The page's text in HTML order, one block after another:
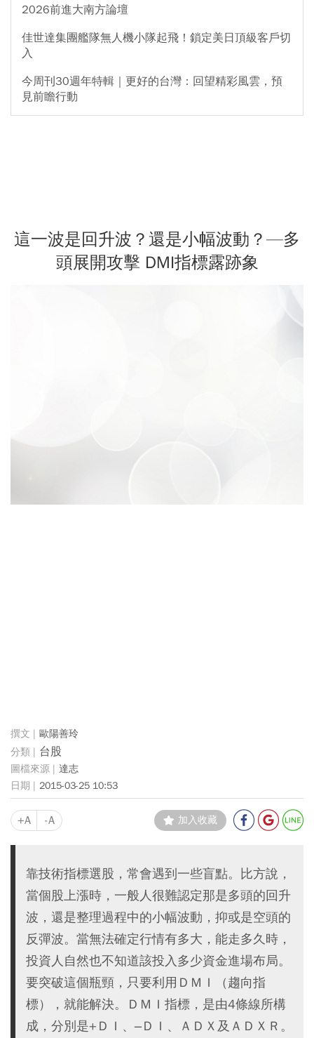
2026前進大南方論壇
佳世達集團艦隊無人機小隊起飛！鎖定美日頂級客戶切
入
今周刊30週年特輯｜更好的台灣：回望精彩風雲，預
見前瞻行動
這一波是回升波？還是小幅波動？—多
頭展開攻擊 DMI指標露跡象
歐陽善玲
台股
達志
2015-03-25 10:53
+A -A 加入收藏
靠技術指標選股，常會遇到一些盲點。比方說，
當個股上漲時，一般人很難認定那是多頭的回升
波，還是整理過程中的小幅波動，抑或是空頭的
反彈波。當無法確定行情有多大，能走多久時，
投資人自然也不知道該投入多少資金進場布局。
要突破這個瓶頸，只要利用ＤＭＩ（趨向指
標），就能解決。ＤＭＩ指標，是由4條線所構
成，分別是+ＤＩ、–ＤＩ、ＡＤＸ及ＡＤＸＲ。